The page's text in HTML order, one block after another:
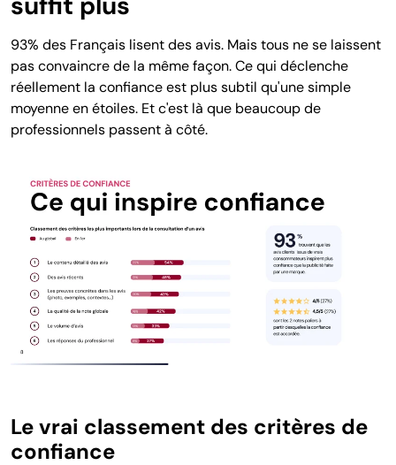
93% des Français lisent des avis. Mais tous ne se laissent
pas convaincre de la même façon. Ce qui déclenche
réellement la confiance est plus subtil qu'une simple
moyenne en étoiles. Et c'est là que beaucoup de
professionnels passent à côté.
Le vrai classement des critères de
confiance